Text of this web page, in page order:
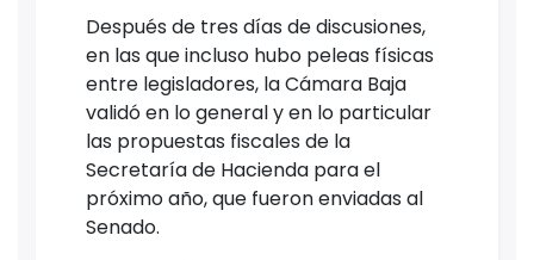
Después de tres días de discusiones,
en las que incluso hubo peleas físicas
entre legisladores, la Cámara Baja
validó en lo general y en lo particular
las propuestas fiscales de la
Secretaría de Hacienda para el
próximo año, que fueron enviadas al
Senado.